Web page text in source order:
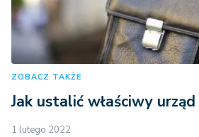
ZOBACZ TAKŻE
Jak ustalić właściwy
1 lutego 2022